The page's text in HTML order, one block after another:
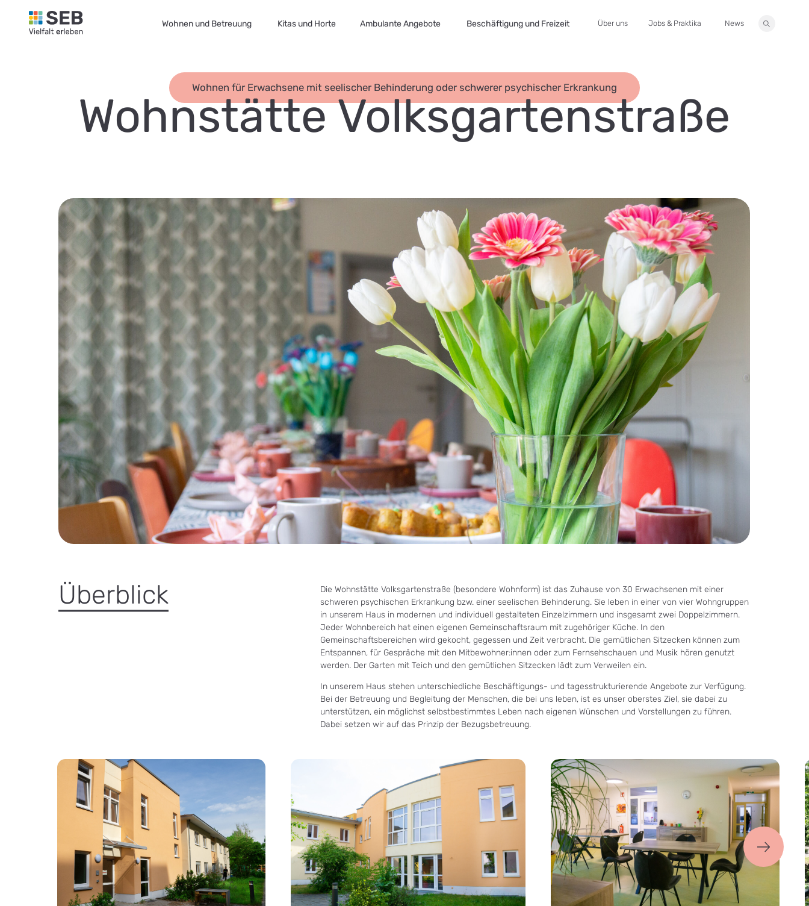
SEB Leipzig, Vielfalt erleben - zur Startseite
Wohnen und Betreuung Kitas und Horte Ambulante Angebote Beschäftigung und Freizeit Über uns Jobs & Praktika News
Wohnen für Erwachsene mit seelischer Behinderung oder schwerer psychischer Erkrankung
Wohnstätte Volksgarten­straße
Überblick
Die Wohnstätte Volksgartenstraße (besondere Wohnform) ist das Zuhause von 30 Erwachsenen mit einer
schweren psychischen Erkrankung bzw. einer seelischen Behinderung. Sie leben in einer von vier Wohngruppen
in unserem Haus in modernen und individuell gestalteten Einzelzimmern und insgesamt zwei Doppelzimmern.
Jeder Wohnbereich hat einen eigenen Gemeinschaftsraum mit zugehöriger Küche. In den
Gemeinschaftsbereichen wird gekocht, gegessen und Zeit verbracht. Die gemütlichen Sitzecken können zum
Entspannen, für Gespräche mit den Mitbewohner:innen oder zum Fernsehschauen und Musik hören genutzt
werden. Der Garten mit Teich und den gemütlichen Sitzecken lädt zum Verweilen ein.
In unserem Haus stehen unterschiedliche Beschäftigungs- und tagesstrukturierende Angebote zur Verfügung.
Bei der Betreuung und Begleitung der Menschen, die bei uns leben, ist es unser oberstes Ziel, sie dabei zu
unterstützen, ein möglichst selbstbestimmtes Leben nach eigenen Wünschen und Vorstellungen zu führen.
Dabei setzen wir auf das Prinzip der Bezugsbetreuung.
nächstes
Bild